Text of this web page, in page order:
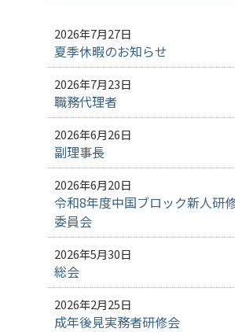
2026年7月27日
夏季休暇のお知らせ
2026年7月23日
職務代理者
2026年6月26日
副理事長
2026年6月20日
令和8年度中国ブロック新人研
委員会
2026年5月30日
総会
2026年2月25日
成年後見実務者研修会